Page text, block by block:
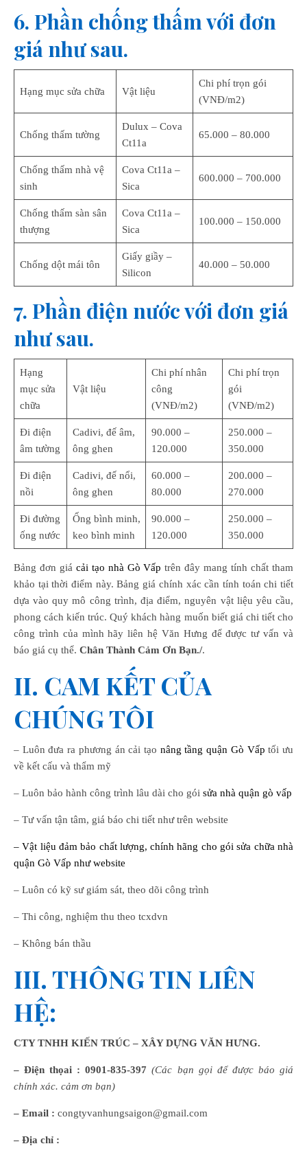
6. Phần chống thấm với đơn
giá như sau.
Hạng mục sửa chữa Vật liệu
Chi phí trọn gói
(VNĐ/m2)
Chống thấm tường
Dulux – Cova
Ct11a
65.000 – 80.000
Chống thấm nhà vệ
sinh
Cova Ct11a –
Sica
600.000 – 700.000
Chống thấm sàn sân
thượng
Cova Ct11a –
Sica
100.000 – 150.000
Chống dột mái tôn
Giấy giầy –
Silicon
40.000 – 50.000
7. Phần điện nước với đơn giá
như sau.
Hạng
mục sửa
chữa
Vật liệu
Chi phí nhân
công
(VNĐ/m2)
Chi phí trọn
gói
(VNĐ/m2)
Đi điện
âm tường
Cadivi, đế âm,
ông ghen
90.000 –
120.000
250.000 –
350.000
Đi điện
nồi
Cadivi, đế nổi,
ông ghen
60.000 –
80.000
200.000 –
270.000
Đi đường
ống nước
Ống bình minh,
keo bình minh
90.000 –
120.000
250.000 –
350.000
Bảng đơn giá cải tạo nhà Gò Vấp trên đây mang tính chất tham
khảo tại thời điểm này. Bảng giá chính xác cần tính toán chi tiết
dựa vào quy mô công trình, địa điểm, nguyên vật liệu yêu cầu,
phong cách kiến trúc. Quý khách hàng muốn biết giá chi tiết cho
công trình của mình hãy liên hệ Văn Hưng để được tư vấn và
báo giá cụ thể. Chân Thành Cảm Ơn Bạn./.
II. CAM KẾT CỦA
CHÚNG TÔI
– Luôn đưa ra phương án cải tạo nâng tầng quận Gò Vấp tối ưu
về kết cấu và thẩm mỹ
– Luôn bảo hành công trình lâu dài cho gói sửa nhà quận gò vấp
– Tư vấn tận tâm, giá báo chi tiết như trên website
– Vật liệu đảm bảo chất lượng, chính hãng cho góisửa chữa nhà
quận Gò Vấp như website
– Luôn có kỹ sư giám sát, theo dõi công trình
– Thi công, nghiệm thu theo tcxdvn
– Không bán thầu
III. THÔNG TIN LIÊN
HỆ:
CTY TNHH KIẾN TRÚC – XÂY DỰNG VĂN HƯNG.
– Điện thọai : 0901-835-397 (Các bạn gọi để được báo giá
chính xác. cảm ơn bạn)
– Email : congtyvanhungsaigon@gmail.com
– Địa chỉ :